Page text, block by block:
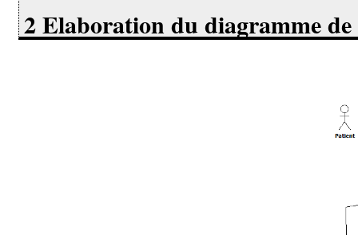
2 Elaboration du diagramme